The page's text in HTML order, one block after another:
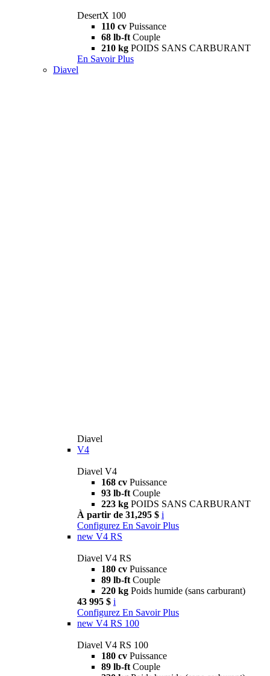
DesertX 100
110 cv Puissance
68 lb-ft Couple
210 kg POIDS SANS CARBURANT
En Savoir Plus
Diavel
Diavel
V4
Diavel V4
168 cv Puissance
93 lb-ft Couple
223 kg POIDS SANS CARBURANT
À partir de 31,295 $ i
Configurez En Savoir Plus
new V4 RS
Diavel V4 RS
180 cv Puissance
89 lb-ft Couple
220 kg Poids humide (sans carburant)
43 995 $ i
Configurez En Savoir Plus
new V4 RS 100
Diavel V4 RS 100
180 cv Puissance
89 lb-ft Couple